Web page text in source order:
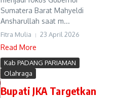
Sumatera Barat Mahyeldi
Ansharullah saat m...
Fitra Mulia 23 April 2026
Read More
Kab PADANG PARIAMAN
Olahraga
Bupati JKA Targetkan